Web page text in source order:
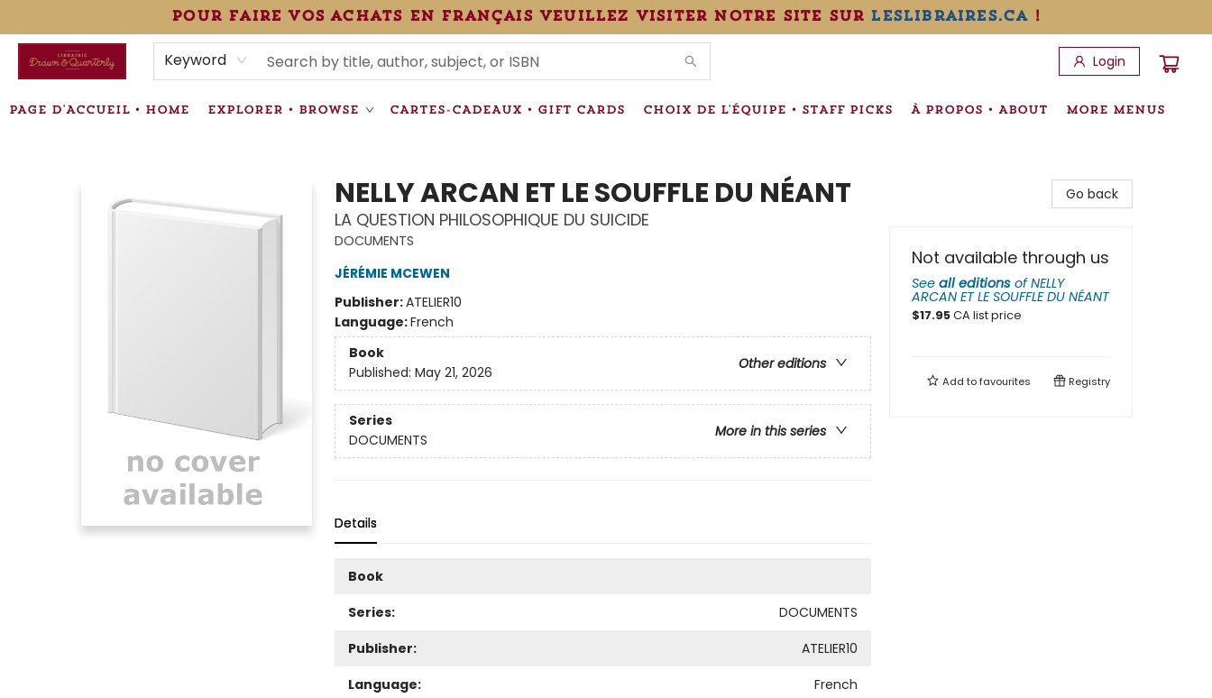
pour faire vos achats en français veuillez visiter notre site sur leslibraires.ca!
Keyword Login
PAGE D'ACCUEIL • HOME EXPLORER • BROWSE CARTES-CADEAUX • GIFT CARDS CHOIX DE L'ÉQUIPE • STAFF PICKS À PROPOS • ABOUT
ÉVÉNEMENTS • EVENTS
VENTES SPÉCIALISÉES • SPECIALTY SALES
INFORMATIONS SUPPLÉMENTAIRES TERMS & CONDITIONS
MORE MENUS
NELLY ARCAN ET LE SOUFFLE DU NÉANT
LA QUESTION PHILOSOPHIQUE DU SUICIDE
DOCUMENTS
JÉRÉMIE MCEWEN
Publisher:ATELIER10
Language:French
Book
Other editions
Published: May 21, 2026
Series
More in this series
DOCUMENTS
Details
Book
Series:
DOCUMENTS
Publisher:
ATELIER10
Language:
French
Go back
Not available through us
See all editions ofNELLY
ARCAN ET LE SOUFFLE DU NÉANT
$17.95CA list price
Add tofavourites Registry